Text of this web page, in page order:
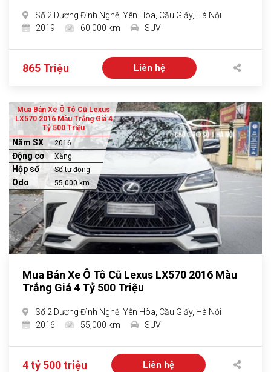
Số 2 Dương Đình Nghệ, Yên Hòa, Cầu Giấy, Hà Nội
2019
60,000 km SUV
865 Triệu Liên hệ
Mua Bán Xe Ô Tô Cũ Lexus
LX570 2016 Màu Trắng Giá 4
Tỷ 500 Triệu
Năm SX 2016
Động cơ Xăng
Hộp số Số tự động
Odo 55,000 km
Mua Bán Xe Ô Tô Cũ Lexus LX570 2016 Màu
Trắng Giá 4 Tỷ 500 Triệu
Số 2 Dương Đình Nghệ, Yên Hòa, Cầu Giấy, Hà Nội
2016
55,000 km SUV
4 tỷ 500 triệu Liên hệ